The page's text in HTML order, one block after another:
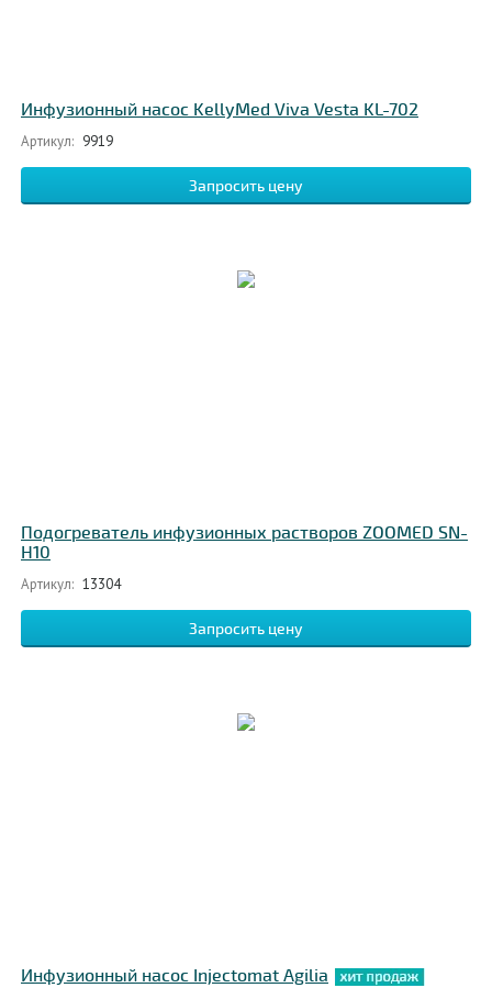
Инфузионный насос KellyMed Viva Vesta KL-702
Артикул: 9919
Запросить цену
Подогреватель инфузионных растворов ZOOMED SN-
H10
Артикул: 13304
Запросить цену
Инфузионный насос Injectomat Agilia